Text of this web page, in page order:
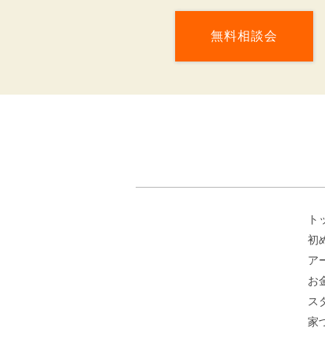
無料相談会
ト
初
ア
お
ス
家